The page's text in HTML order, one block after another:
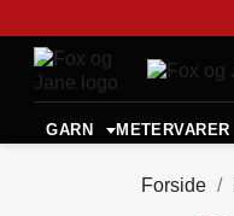
GARN METERVARER
Forside